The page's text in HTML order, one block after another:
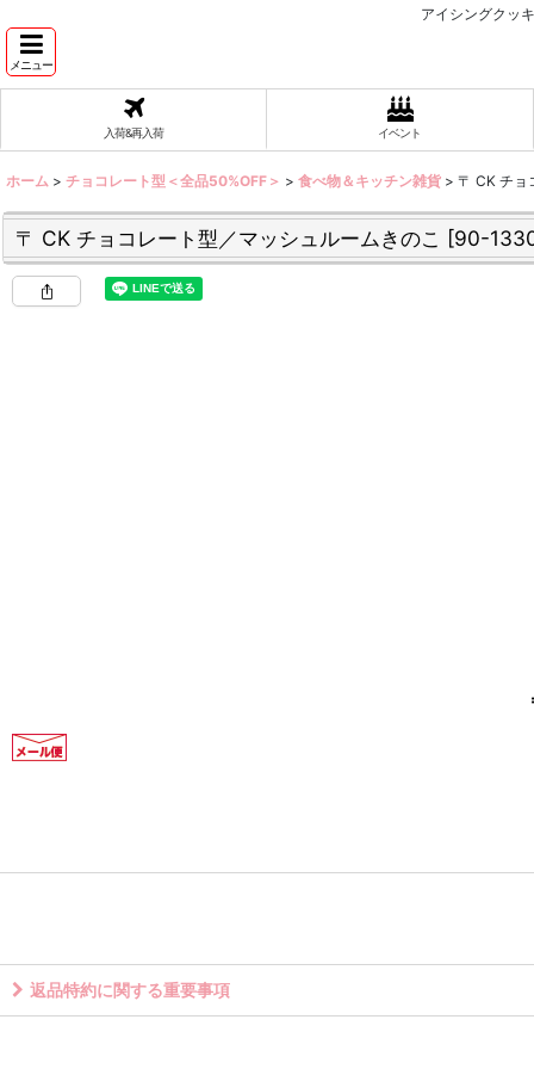
アイシングクッ
メニュー
入荷&再入荷 イベント
ホーム > チョコレート型＜全品50%OFF＞ > 食べ物＆キッチン雑貨 > 〒 CK チョ
〒 CK チョコレート型／マッシュルームきのこ [90-
返品特約に関する重要事項